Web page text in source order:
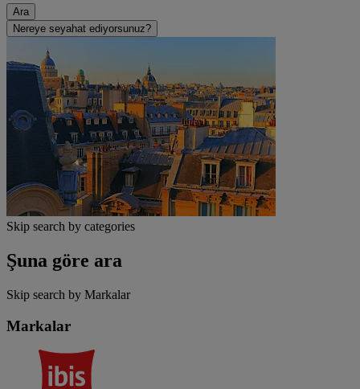
Ara
Nereye seyahat ediyorsunuz?
Skip search by categories
Şuna göre ara
Skip search by Markalar
Markalar